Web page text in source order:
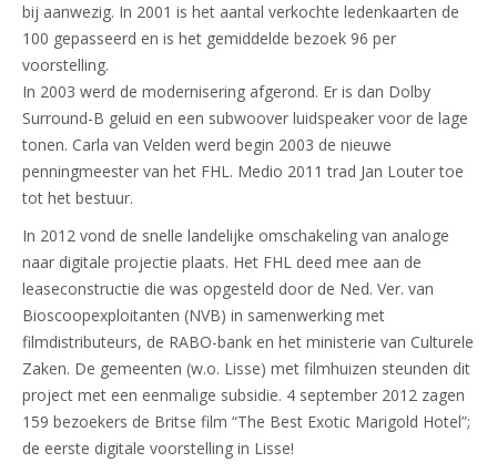
bij aanwezig. In 2001 is het aantal verkochte ledenkaarten de
100 gepasseerd en is het gemiddelde bezoek 96 per
voorstelling.
In 2003 werd de modernisering afgerond. Er is dan Dolby
Surround-B geluid en een subwoover luidspeaker voor de lage
tonen. Carla van Velden werd begin 2003 de nieuwe
penningmeester van het FHL. Medio 2011 trad Jan Louter toe
tot het bestuur.
In 2012 vond de snelle landelijke omschakeling van analoge
naar digitale projectie plaats. Het FHL deed mee aan de
leaseconstructie die was opgesteld door de Ned. Ver. van
Bioscoopexploitanten (NVB) in samenwerking met
filmdistributeurs, de RABO-bank en het ministerie van Culturele
Zaken. De gemeenten (w.o. Lisse) met filmhuizen steunden dit
project met een eenmalige subsidie. 4 september 2012 zagen
159 bezoekers de Britse film “The Best Exotic Marigold Hotel”;
de eerste digitale voorstelling in Lisse!